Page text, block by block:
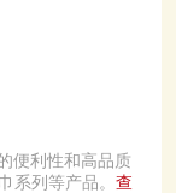
便利性和高品质
系列等产品。 查